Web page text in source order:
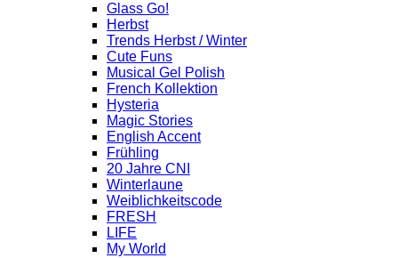
Glass Go!
Herbst
Trends Herbst / Winter
Cute Funs
Musical Gel Polish
French Kollektion
Hysteria
Magic Stories
English Accent
Frühling
20 Jahre CNI
Winterlaune
Weiblichkeitscode
FRESH
LIFE
My World